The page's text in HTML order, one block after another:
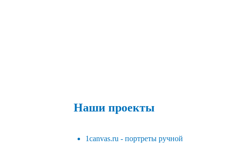
Наши проекты
1canvas.ru - портреты ручной